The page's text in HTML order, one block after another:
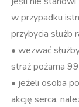
w przypadku
przybycia służb
• wezwać
straż pożarna
• jeżeli osoba
akcję serca,